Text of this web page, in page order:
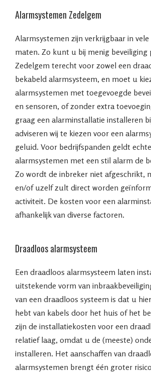
Alarmsystemen Zedelgem
Alarmsystemen zijn verkrijgbaar in
maten. Zo kunt u bij menig beveiliging
Zedelgem terecht voor zowel een
bekabeld alarmsysteem, en moet u
alarmsystemen met toegevoegde
en sensoren, of zonder extra
graag een alarminstallatie installeren
adviseren wij te kiezen voor een
geluid. Voor bedrijfspanden geldt
alarmsystemen met een stil alarm de
Zo wordt de inbreker niet afgeschrikt,
en/of uzelf zult direct worden
activiteit. De kosten voor een
afhankelijk van diverse factoren.
Draadloos alarmsysteem
Een draadloos alarmsysteem laten
uitstekende vorm van
van een draadloos systeem is dat u
hebt van kabels door het huis of het
zijn de installatiekosten voor een
relatief laag, omdat u de (meeste)
installeren. Het aanschaffen van
alarmsystemen brengt één groter